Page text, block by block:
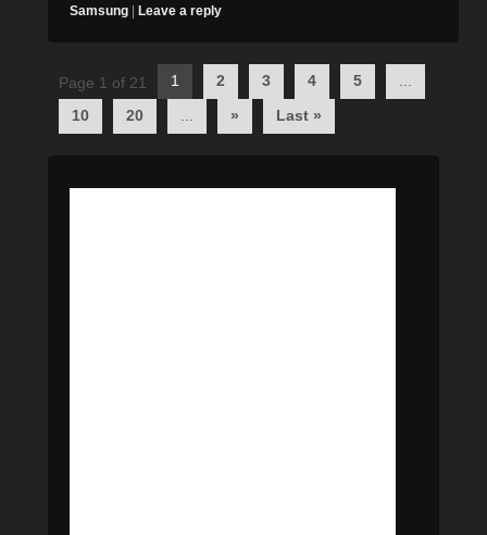
Samsung
Leave a reply
Post
navigation
Page 1 of 21 1 2 3 4 5
10
20 » Last »